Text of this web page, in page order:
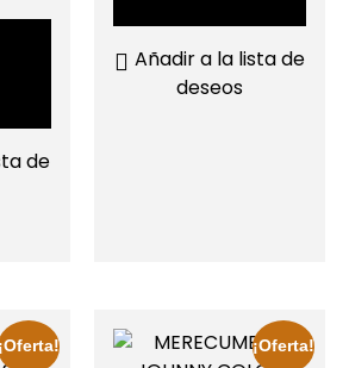
de
Añadir a la lista de
deseos
¡Oferta!